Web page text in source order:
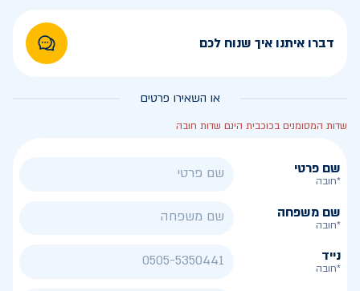
דברו איתנו איך שנוח לכם
או השאירו פרטים
שדות המסומנים בכוכבית הינם שדות חובה
שם פרטי
*חובה
שם משפחה
*חובה
נייד
*חובה